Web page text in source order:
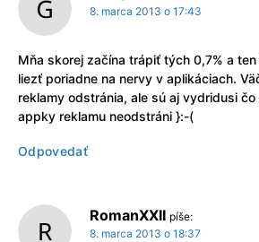
8. marca 2013 o 17:43
Mňa skorej začína trápiť tých 0,7% a
liezť poriadne na nervy v aplikáciach.
reklamy odstránia, ale sú aj vydridusi
appky reklamu neodstráni }:-(
Odpovedať
RomanXXII píše:
8. marca 2013 o 18:37